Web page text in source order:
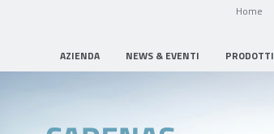
Home
AZIENDA NEWS & EVENTI PRODOTTI